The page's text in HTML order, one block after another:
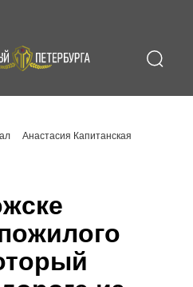
Анастасия Капитанская